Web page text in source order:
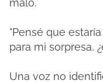
malo.
"Pensé que
para mi sorpresa,
Una voz no